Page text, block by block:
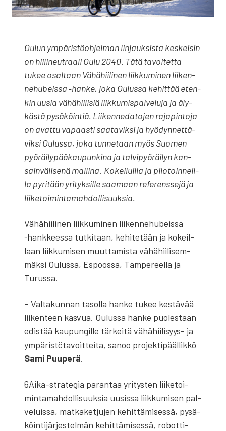
Oulun ympä­ris­tö­oh­jel­man lin­jauk­sis­ta kes­kei­sin
on hii­li­neut­raa­li Oulu 2040. Tätä tavoi­tet­ta
tukee osal­taan Vähä­hii­li­nen liik­ku­mi­nen lii­ken­
ne­hu­beis­sa ‑han­ke, joka Oulus­sa kehit­tää eten­
kin uusia vähä­hii­li­siä liik­ku­mis­pal­ve­lu­ja ja äly­
käs­tä pysä­köin­tiä. Lii­ken­ne­da­to­jen raja­pin­to­ja
on avat­tu vapaas­ti saa­ta­vik­si ja hyö­dyn­net­tä­
vik­si Oulus­sa, joka tun­ne­taan myös Suo­men
pyö­räi­ly­pää­kau­pun­ki­na ja tal­vi­pyö­räi­lyn kan­
sain­vä­li­se­nä mal­li­na. Kokei­luil­la ja pilo­toin­neil­
la pyri­tään yri­tyk­sil­le saa­maan refe­rens­se­jä ja
lii­ke­toi­min­ta­mah­dol­li­suuk­sia.
Vähä­hii­li­nen liik­ku­mi­nen lii­ken­ne­hu­beis­sa
‑hank­kees­sa tut­ki­taan, kehi­te­tään ja kokeil­
laan liik­ku­mi­sen muut­ta­mis­ta vähä­hii­li­sem­
mäk­si Oulus­sa, Espoos­sa, Tam­pe­reel­la ja
Turus­sa.
– Val­ta­kun­nan tasol­la han­ke tukee kes­tä­vää
lii­ken­teen kas­vua. Oulus­sa han­ke puo­les­taan
edis­tää kau­pun­gil­le tär­kei­tä vähä­hii­li­syys- ja
ympä­ris­tö­ta­voit­tei­ta, sanoo pro­jek­ti­pääl­lik­kö
Sami Puu­pe­rä.
6Ai­ka-stra­te­gia paran­taa yri­tys­ten lii­ke­toi­
min­ta­mah­dol­li­suuk­sia uusis­sa liik­ku­mi­sen pal­
ve­luis­sa, mat­ka­ket­ju­jen kehit­tä­mi­ses­sä, pysä­
köin­ti­jär­jes­tel­män kehit­tä­mi­ses­sä, robot­ti­